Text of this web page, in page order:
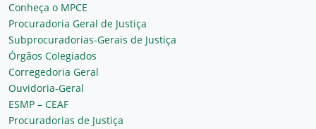
Conheça o MPCE
Procuradoria Geral de Justiça
Subprocuradorias-Gerais de Justiça
Órgãos Colegiados
Corregedoria Geral
Ouvidoria-Geral
ESMP – CEAF
Procuradorias de Justiça